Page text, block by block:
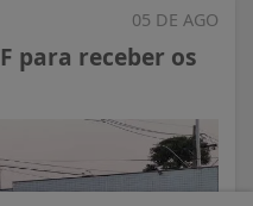
05 DE AGO
para receber os